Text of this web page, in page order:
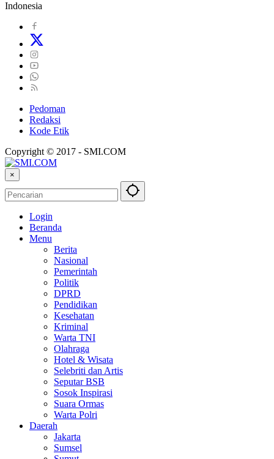
Indonesia
Pedoman
Redaksi
Kode Etik
Copyright © 2017 - SMI.COM
×
Login
Beranda
Menu
Berita
Nasional
Pemerintah
Politik
DPRD
Pendidikan
Kesehatan
Kriminal
Warta TNI
Olahraga
Hotel & Wisata
Selebriti dan Artis
Seputar BSB
Sosok Inspirasi
Suara Ormas
Warta Polri
Daerah
Jakarta
Sumsel